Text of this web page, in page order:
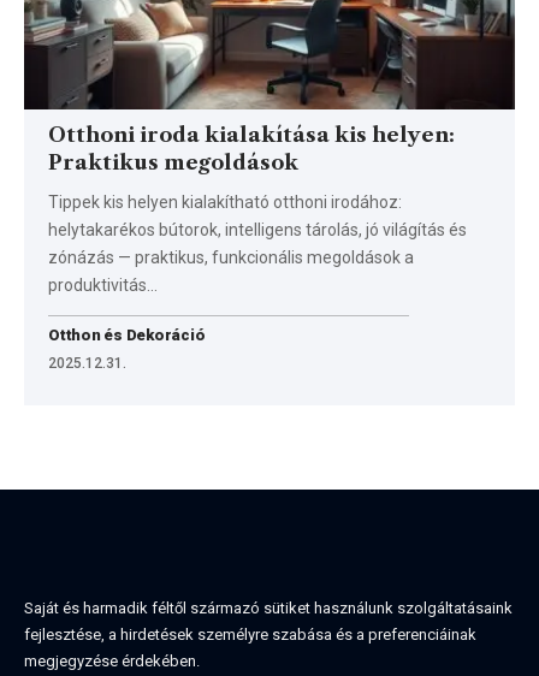
Otthoni iroda kialakítása kis helyen:
Praktikus megoldások
Tippek kis helyen kialakítható otthoni irodához:
helytakarékos bútorok, intelligens tárolás, jó világítás és
zónázás — praktikus, funkcionális megoldások a
produktivitás…
Otthon és Dekoráció
2025.12.31.
Saját és harmadik féltől származó sütiket használunk szolgáltatásaink
fejlesztése, a hirdetések személyre szabása és a preferenciáinak
megjegyzése érdekében.